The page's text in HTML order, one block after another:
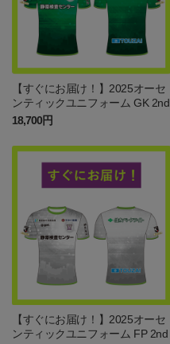
【すぐにお届け！】2025オーセ
ンティックユニフォーム GK 2nd
18,700円
【すぐにお届け！】2025オーセ
ンティックユニフォーム FP 2nd